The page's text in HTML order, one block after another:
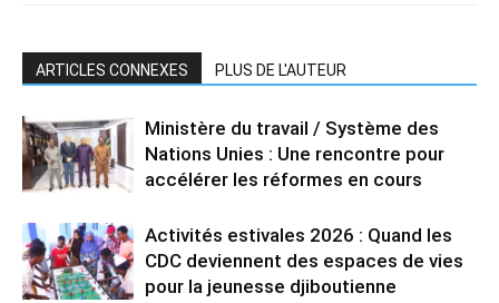
ARTICLES CONNEXES PLUS DE L'AUTEUR
Ministère du travail / Système des
Nations Unies : Une rencontre pour
accélérer les réformes en cours
Activités estivales 2026 : Quand les
CDC deviennent des espaces de vies
pour la jeunesse djiboutienne